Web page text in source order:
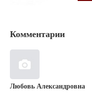
Комментарии
Любовь Александровна